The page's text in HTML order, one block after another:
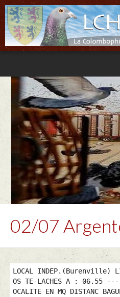
02/07
LOCAL
OS TE-LACHES A :
OCALITE EN MQ